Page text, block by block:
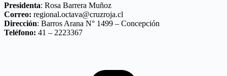
Presidenta: Rosa Barrera Muñoz
Correo: regional.octava@cruzroja.cl
Dirección: Barros Arana N° 1499 – Concepción
Teléfono: 41 – 2223367